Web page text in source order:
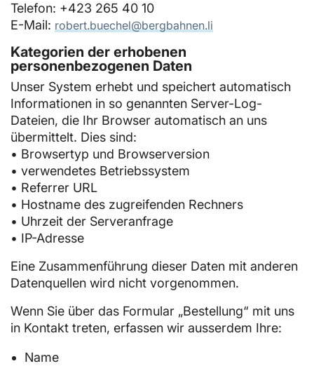
Telefon: +423 265 40 10
E-Mail: robert.buechel@bergbahnen.li
Kategorien der erhobenen
personenbezogenen Daten
Unser System erhebt und speichert automatisch
Informationen in so genannten Server-Log-
Dateien, die Ihr Browser automatisch an uns
übermittelt. Dies sind:
• Browsertyp und Browserversion
• verwendetes Betriebssystem
• Referrer URL
• Hostname des zugreifenden Rechners
• Uhrzeit der Serveranfrage
• IP-Adresse
Eine Zusammenführung dieser Daten mit anderen
Datenquellen wird nicht vorgenommen.
Wenn Sie über das Formular „Bestellung“ mit uns
in Kontakt treten, erfassen wir ausserdem Ihre:
Name